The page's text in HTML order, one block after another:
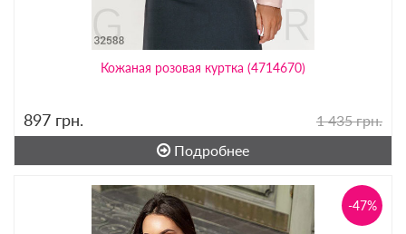
Кожаная розовая куртка (4714670)
897 грн.
1 435 грн.
Подробнее
-47%